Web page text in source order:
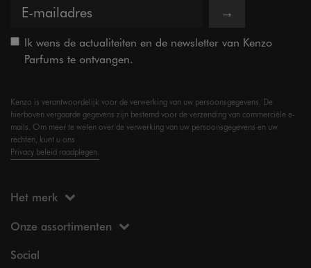
→
Ik wens de actualiteiten en de newsletter van Kenzo
Parfums te ontvangen.
Kenzo is verantwoordelijk voor de verwerking van uw persoonsgegevens. De
hierboven vergaarde gegevens zijn bestemd voor de verzending van commerciële e-
mails. Om meer te weten over de verwerking van uw persoonsgegevens en uw
rechten, kunt u ons
Privacy beleid raadplegen.
Het merk
Onze assortimenten
Social